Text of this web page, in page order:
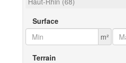
Surface
m²
Terrain